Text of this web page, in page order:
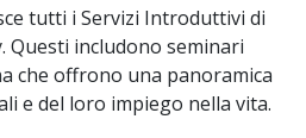
tutti i Servizi Introduttivi di
Questi includono seminari
che offrono una panoramica
e del loro impiego nella vita.